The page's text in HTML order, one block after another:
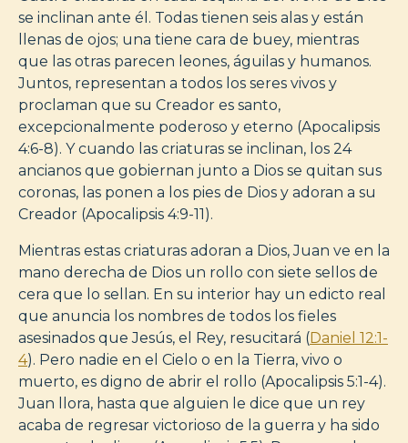
se inclinan ante él. Todas tienen seis alas y están
llenas de ojos; una tiene cara de buey, mientras
que las otras parecen leones, águilas y humanos.
Juntos, representan a todos los seres vivos y
proclaman que su Creador es santo,
excepcionalmente poderoso y eterno (Apocalipsis
4:6-8). Y cuando las criaturas se inclinan, los 24
ancianos que gobiernan junto a Dios se quitan sus
coronas, las ponen a los pies de Dios y adoran a su
Creador (Apocalipsis 4:9-11).
Mientras estas criaturas adoran a Dios, Juan ve en la
mano derecha de Dios un rollo con siete sellos de
cera que lo sellan. En su interior hay un edicto real
que anuncia los nombres de todos los fieles
asesinados que Jesús, el Rey, resucitará (Daniel 12:1-
4). Pero nadie en el Cielo o en la Tierra, vivo o
muerto, es digno de abrir el rollo (Apocalipsis 5:1-4).
Juan llora, hasta que alguien le dice que un rey
acaba de regresar victorioso de la guerra y ha sido